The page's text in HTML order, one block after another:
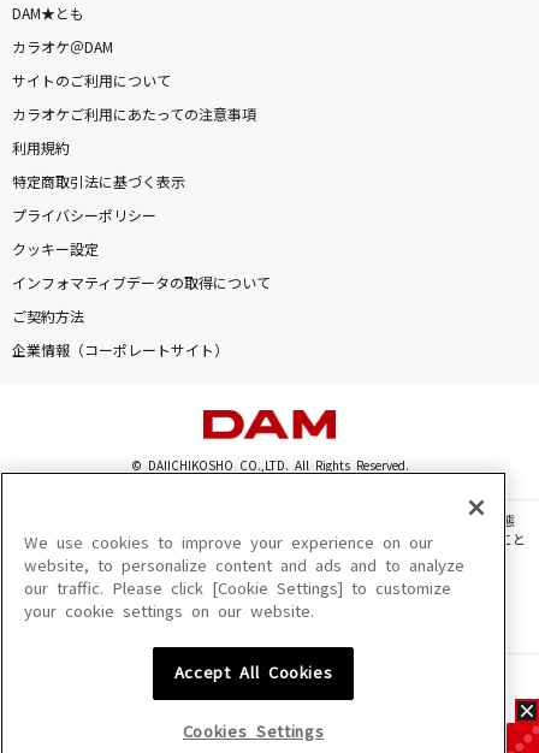
DAM★とも
カラオケ＠DAM
サイトのご利用について
カラオケご利用にあたっての注意事項
利用規約
特定商取引法に基づく表示
プライバシーポリシー
クッキー設定
インフォマティブデータの取得について
ご契約方法
企業情報（コーポレートサイト）
© DAIICHIKOSHO CO.,LTD. All Rights Reserved.
このサイトに掲載されている一切の文章・画像・写真・動画・音声等を、手段や形態
を問わず、著作権法の定める範囲を超えて無断で複製、転載、ファイル化などすること
を禁じます。
楽曲及びコンテンツは、機種によりご利用いただけない場合があります。
楽曲及びコンテンツの配信日、配信内容が変更になる場合があります。
We use cookies to improve your experience on our
website, to personalize content and ads and to analyze
our traffic. Please click [Cookie Settings] to customize
your cookie settings on our website.
Accept All Cookies
Cookies Settings